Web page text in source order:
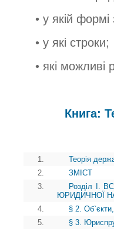
• у якій формі
• у які строки;
• які можливі
Книга:
1.
Теорія
2.
ЗМІСТ
3.
Розділ І.
ЮРИДИЧНОЇ
4.
§ 2.
5.
§ 3.